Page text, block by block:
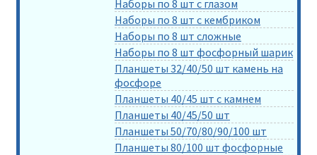
Наборы по 8 шт с глазом
Наборы по 8 шт с кембриком
Наборы по 8 шт сложные
Наборы по 8 шт фосфорный шарик
Планшеты 32/40/50 шт камень на
фосфоре
Планшеты 40/45 шт с камнем
Планшеты 40/45/50 шт
Планшеты 50/70/80/90/100 шт
Планшеты 80/100 шт фосфорные